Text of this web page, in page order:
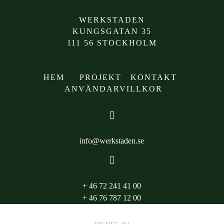
WERKSTADEN
KUNGSGATAN 35
111 56 STOCKHOLM
HEM PROJEKT
KONTAKT
ANVÄNDARVILLKOR

info@werkstaden.se

+ 46 72 241 41 00
+ 46 76 787 12 00